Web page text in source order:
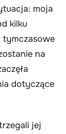
moja
kilku
tymczasowe
na
dotyczące
jej